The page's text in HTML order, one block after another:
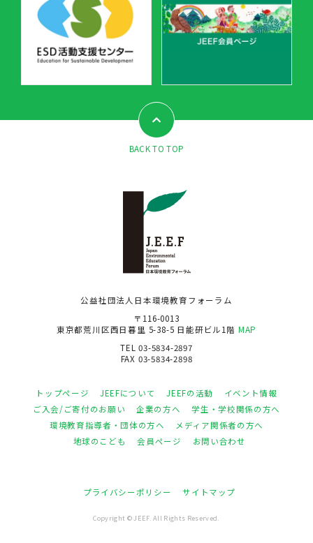
BACK TO TOP
公益社団法人日本環境教育フォーラム
〒116-0013
東京都荒川区西日暮里 5-38-5 日能研ビル1階 MAP
TEL 03-5834-2897
FAX 03-5834-2898
トップページ JEEFについて JEEFの活動
イベント情報
ご入会/ご寄付のお願い
企業の方へ
学生・学校関係の方へ
環境教育指導者・団体の方へ
メディア関係者の方へ
地球のこども
会員ページ お問い合わせ
プライバシーポリシー サイトマップ
Copyright © JEEF. All Rights Reserved.